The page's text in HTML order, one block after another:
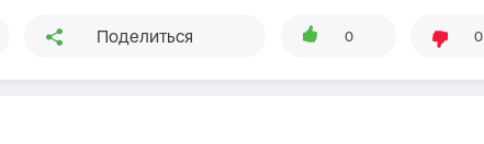
Поделиться 0 0